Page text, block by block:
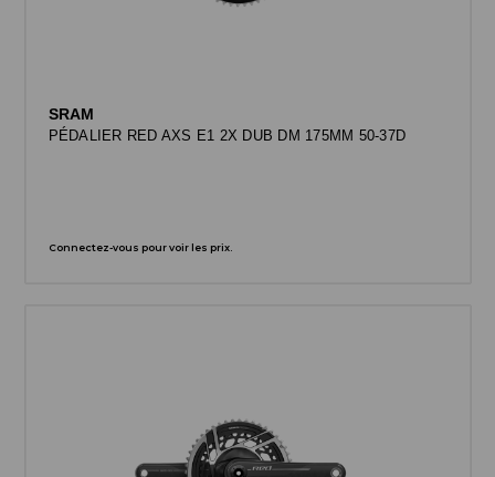
SRAM
PÉDALIER RED AXS E1 2X DUB DM 175MM 50-37D
Connectez-vous pour voir les prix.